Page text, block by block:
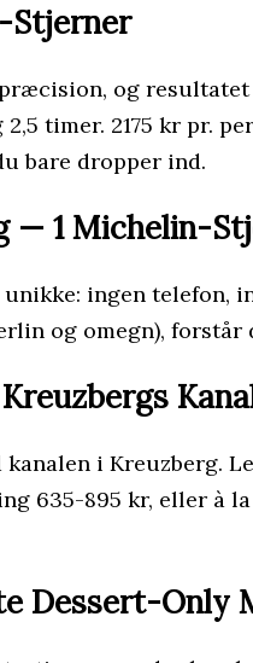
Stjerner
og
timer. 2175 kr pr.
bare dropper ind.
— 1 Michelin-
ingen telefon,
og omegn), forstår
i Kreuzberg.
635-895 kr, eller à
Dessert-Only